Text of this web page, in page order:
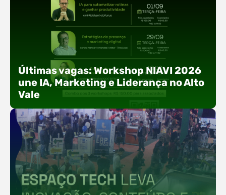
Últimas vagas: Workshop NIAVI 2026
une IA, Marketing e Liderança no Alto
Vale
Com o objetivo de impulsionar a produtividade, a